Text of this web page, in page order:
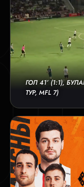
ГОЛ 41’ (1:1),
ТУР, MFL 7)